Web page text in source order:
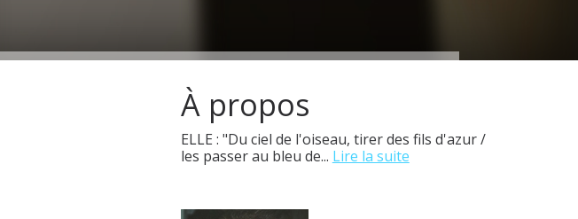
À propos
ELLE : "Du ciel de l'oiseau, tirer des fils d'azur /
les passer au bleu de... Lire la suite